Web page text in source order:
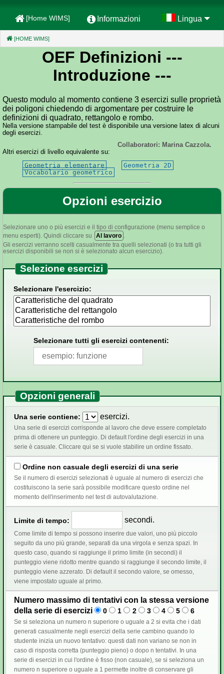
[Home WIMS] Informazioni Lingua
[HOME WIMS]
OEF Definizioni ---
Introduzione ---
Questo modulo al momento contiene 3 esercizi sulle proprietà
dei poligoni chiedendo di argomentare per costruire le
definizioni di quadrato, rettangolo e rombo.
Nella versione stampabile del test è disponibile una versione latex di alcuni
degli esercizi.
Collaboratori: Marina Cazzola.
Altri esercizi di livello equivalente su:
Geometria elementare
Geometria 2D
Vocabolario geometrico
Opzioni esercizio
Selezionare uno o più esercizi e il tipo di configurazione (menu semplice o
menu esperti). Quindi cliccare su
Al lavoro
Gli esercizi verranno scelti casualmente tra quelli selezionati (o tra tutti gli
esercizi disponibili se non si è selezionato alcun esercizio).
Selezione esercizi
Selezionare l'esercizio:
Selezionare tutti gli esercizi contenenti:
Opzioni generali
Una serie contiene: esercizi.
Una serie di esercizi corrisponde al lavoro che deve essere completato
prima di ottenere un punteggio. Di default l'ordine degli esercizi in una
serie è casuale. Cliccare qui se si vuole stabilire un ordine fissato.
Ordine non casuale degli esercizi di una serie
Se il numero di esercizi selezionati è uguale al numero di esercizi che
costituiscono la serie sarà possibile modificare questo ordine nel
momento dell'inserimento nel test di autovalutazione.
Limite di tempo: secondi.
Come limite di tempo si possono inserire due valori, uno più piccolo
seguito da uno più grande, separati da una virgola e senza spazi. In
questo caso, quando si raggiunge il primo limite (in secondi) il
punteggio viene ridotto mentre quando si raggiunge il secondo limite, il
punteggio viene azzerato. Di default il secondo valore, se omesso,
viene impostato uguale al primo.
Numero massimo di tentativi con la stessa versione
della serie di esercizi
0 1 2 3 4 5 6
Se si seleziona un numero n superiore o uguale a 2 si evita che i dati
generati casualmente negli esercizi della serie cambino quando lo
studente inizia un nuovo tentativo: questi dati non variano se non in
caso di risposta corretta (punteggio pieno) o dopo n tentativi. In una
serie di esercizi in cui l'ordine è fisso (non casuale), se si seleziona un
numero n superiore o uguale a 1 permette inoltre di conservare gli